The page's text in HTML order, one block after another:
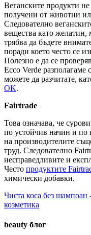
Веганските продукти
получени от животни
Следователно
вещества като желатин,
трябва да бъдете
поради което често се
Полезно е да се
Ecco Verde разполагаме
можете да разчитате,
OK.
Fairtrade
Това означава, че
по устойчив начин и по
на производителите
труд. Следователно
несправедливите и
Често продуктите
химически добавки.
Чиста коса без шампоан
козметика
beauty блог